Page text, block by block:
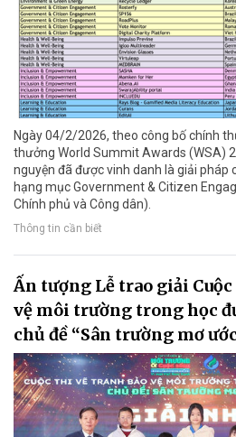
Ngày 04/2/2026, theo công bố chính
thưởng World Summit Awards (WSA)
nguyện đã được vinh danh là giải pháp
hạng mục Government & Citizen
Chính phủ và Công dân).
Thông tin cần biết
Ấn tượng Lễ trao giải
vệ môi trường trong học
chủ đề “Sân trường mơ